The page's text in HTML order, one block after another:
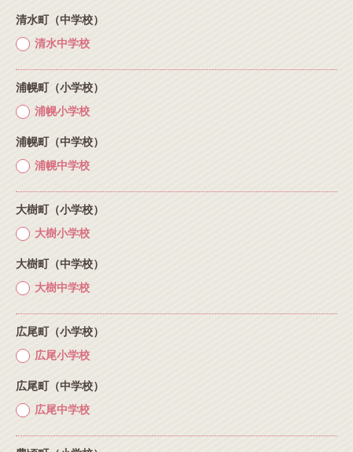
清水町（中学校）
清水中学校
浦幌町（小学校）
浦幌小学校
浦幌町（中学校）
浦幌中学校
大樹町（小学校）
大樹小学校
大樹町（中学校）
大樹中学校
広尾町（小学校）
広尾小学校
広尾町（中学校）
広尾中学校